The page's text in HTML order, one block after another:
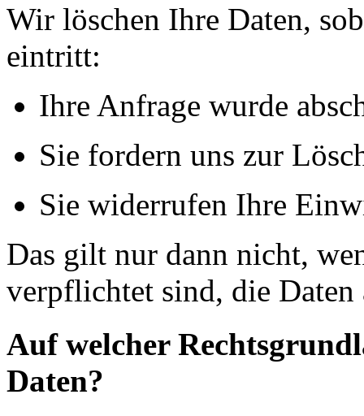
Wir löschen Ihre Daten,
eintritt:
Ihre Anfrage wurde
Sie fordern uns zur
Sie widerrufen Ihre
Das gilt nur dann nicht,
verpflichtet sind, die Daten
Auf welcher
Daten?